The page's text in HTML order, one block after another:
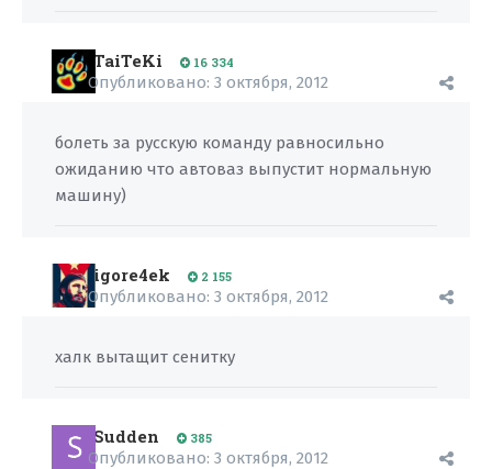
TaiTeKi 16 334
Опубликовано: 3 октября, 2012
болеть за русскую команду равносильно
ожиданию что автоваз выпустит нормальную
машину)
igore4ek 2 155
Опубликовано: 3 октября, 2012
халк вытащит сенитку
Sudden 385
Опубликовано: 3 октября, 2012